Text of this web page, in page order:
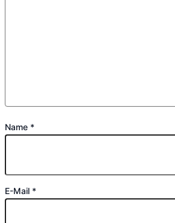
Name *
E-Mail *